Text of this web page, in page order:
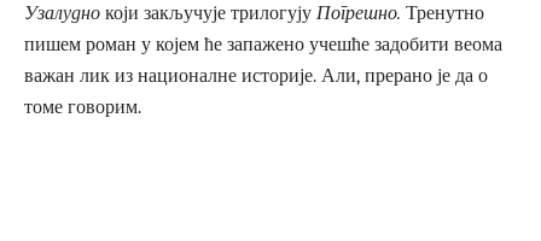
Узалудно који закључује трилогују Погрешно. Тренутно
пишем роман у којем ће запажено учешће задобити веома
важан лик из националне историје. Али, прерано је да о
томе говорим.